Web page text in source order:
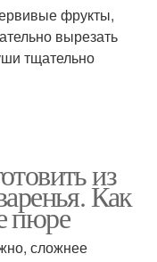
фрукты,
вырезать
тщательно
из
Как
пюре
сложнее